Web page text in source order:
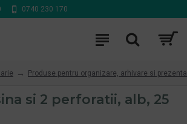
0740 230 170
Produse pentru organizare, arhivare si
si 2 perforatii, alb, 25